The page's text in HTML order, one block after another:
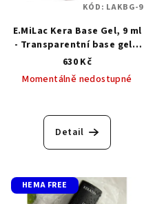
E.MiLac Kera Base Gel, 9 ml
- Transparentní base gel s
keratinem, 9 ml.
630 Kč
Momentálně nedostupné
Detail
KÓD: LAKBG-9
HEMA FREE